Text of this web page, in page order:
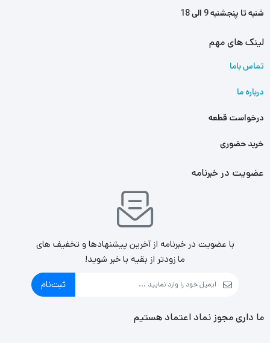
شنبه تا پنجشنبه 9 الی 18
لینک های مهم
تماس باما
درباره ما
درخواست قطعه
خرید حضوری
عضویت در خبرنامه
با عضویت در خبرنامه از آخرین پیشنهادها و تخفیف های
ما زودتر از بقیه با خبر شوید!
ثبت‌نام
ما داری مجوز نماد اعتماد هستیم